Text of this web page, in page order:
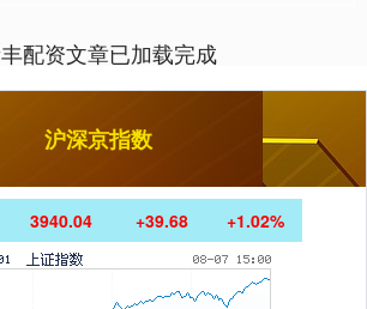
配资文章已加载完成
沪深京指数
3940.04 +39.68 +1.02%